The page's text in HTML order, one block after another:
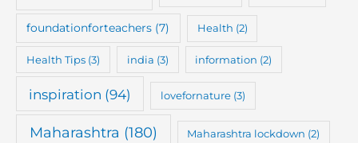
foundationforteachers (7) Health (2)
Health Tips(3) india (3) information (2)
inspiration (94) lovefornature (3)
Maharashtra (180) Maharashtra lockdown (2)